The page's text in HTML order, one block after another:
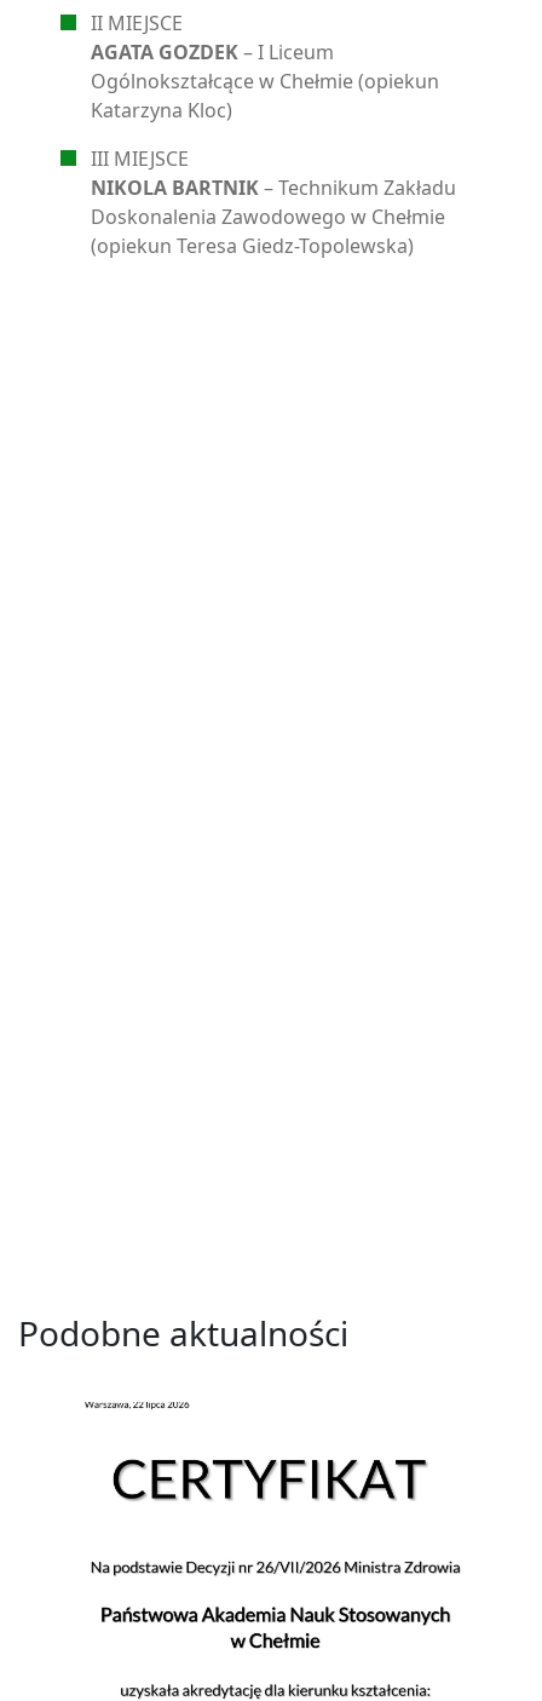
II MIEJSCE
AGATA GOZDEK– I Liceum
Ogólnokształcące w Chełmie (opiekun
Katarzyna Kloc)
III MIEJSCE
NIKOLA BARTNIK– Technikum Zakładu
Doskonalenia Zawodowego w Chełmie
(opiekun Teresa Giedz-Topolewska)
Podobne aktualności